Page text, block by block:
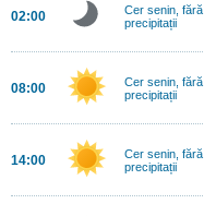
02:00
Cer senin, fără
precipitații
08:00
Cer senin, fără
precipitații
14:00
Cer senin, fără
precipitații